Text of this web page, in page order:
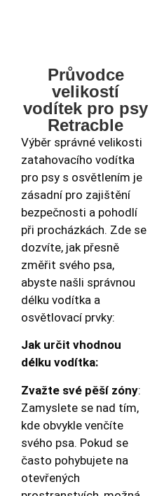
Průvodce
velikostí
vodítek pro psy
Retracble
Výběr správné velikosti
zatahovacího vodítka
pro psy s osvětlením je
zásadní pro zajištění
bezpečnosti a pohodlí
při procházkách. Zde se
dozvíte, jak přesně
změřit svého psa,
abyste našli správnou
délku vodítka a
osvětlovací prvky:
Jak určit vhodnou
délku vodítka:
Zvažte své pěší zóny:
Zamyslete se nad tím,
kde obvykle venčíte
svého psa. Pokud se
často pohybujete na
otevřených